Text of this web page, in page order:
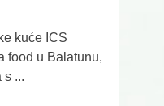
kuće ICS
food u Balatunu,
s ...